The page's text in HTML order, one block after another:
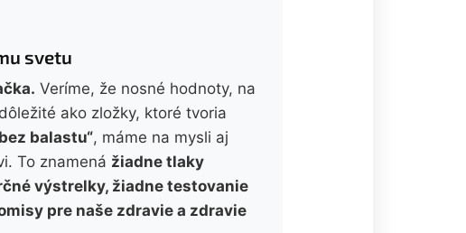
svetu
Veríme, že nosné hodnoty, na
ako zložky, ktoré tvoria
balastu“, máme na mysli aj
To znamená žiadne tlaky
výstrelky, žiadne testovanie
pre naše zdravie a zdravie